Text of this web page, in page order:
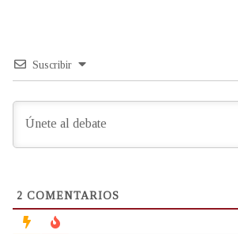
Suscribir
2 COMENTARIOS